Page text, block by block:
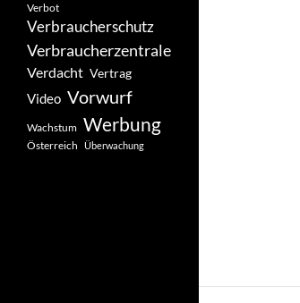
Verbot
Verbraucherschutz
Verbraucherzentrale
Verdacht Vertrag
Video Vorwurf
Wachstum Werbung
Österreich Überwachung